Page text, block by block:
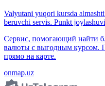
Valyutani yuqori kursda
beruvchi servis. Punkt
Сервис, помогающий найти
валюты с выгодным курсом.
прямо на карте.
onmap.uz